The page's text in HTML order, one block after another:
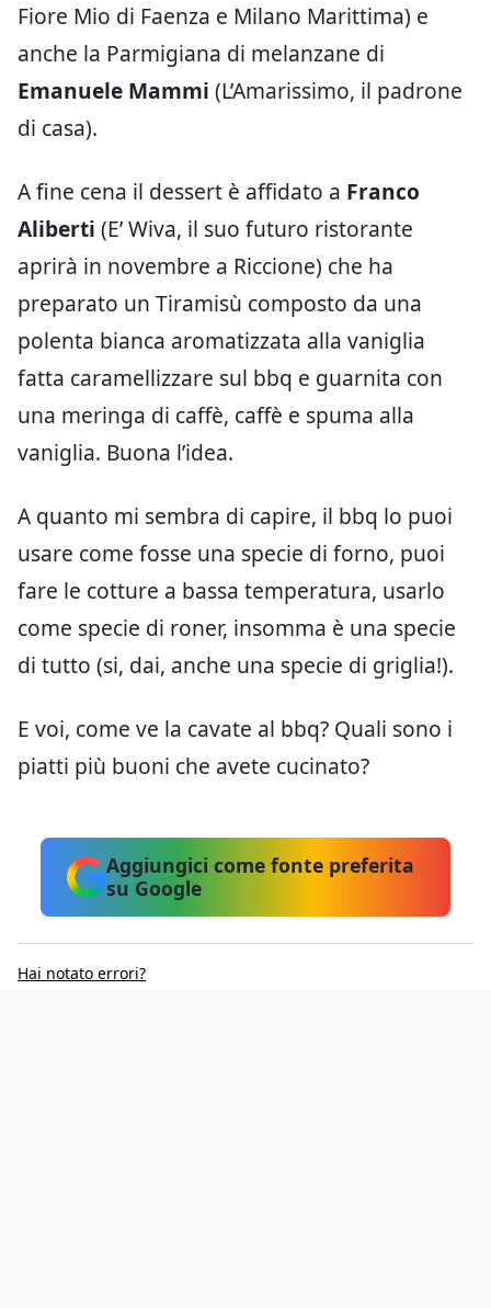
Fiore Mio di Faenza e Milano Marittima) e
anche la Parmigiana di melanzane di
Emanuele Mammi (L’Amarissimo, il padrone
di casa).
A fine cena il dessert è affidato a Franco
Aliberti (E’ Wiva, il suo futuro ristorante
aprirà in novembre a Riccione) che ha
preparato un Tiramisù composto da una
polenta bianca aromatizzata alla vaniglia
fatta caramellizzare sul bbq e guarnita con
una meringa di caffè, caffè e spuma alla
vaniglia. Buona l’idea.
A quanto mi sembra di capire, il bbq lo puoi
usare come fosse una specie di forno, puoi
fare le cotture a bassa temperatura, usarlo
come specie di roner, insomma è una specie
di tutto (si, dai, anche una specie di griglia!).
E voi, come ve la cavate al bbq? Quali sono i
piatti più buoni che avete cucinato?
Aggiungici come fonte preferita
su Google
Hai notato errori?